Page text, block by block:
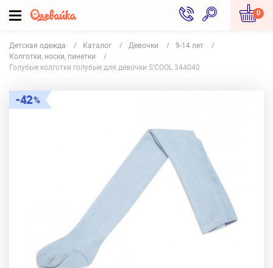
0
Детская одежда Каталог Девочки
9-14 лет
Колготки, носки, пинетки
Голубые колготки голубые для девочки S'COOL 344040
42